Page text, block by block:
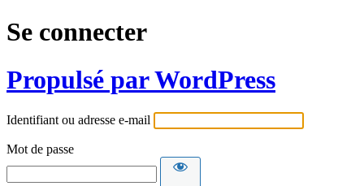
Se connecter
Propulsé par WordPress
Identifiant ou adresse e-mail
Mot de passe